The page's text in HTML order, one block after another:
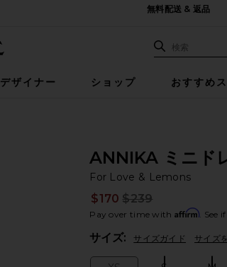
無料配送 & 返品
検索
デザイナー ショップ おすすめ
ANNIKA ミニド
For Love & Lemons
$170 $239
Pay over time with Affirm. See
サイズ: サイズガイド サイズ